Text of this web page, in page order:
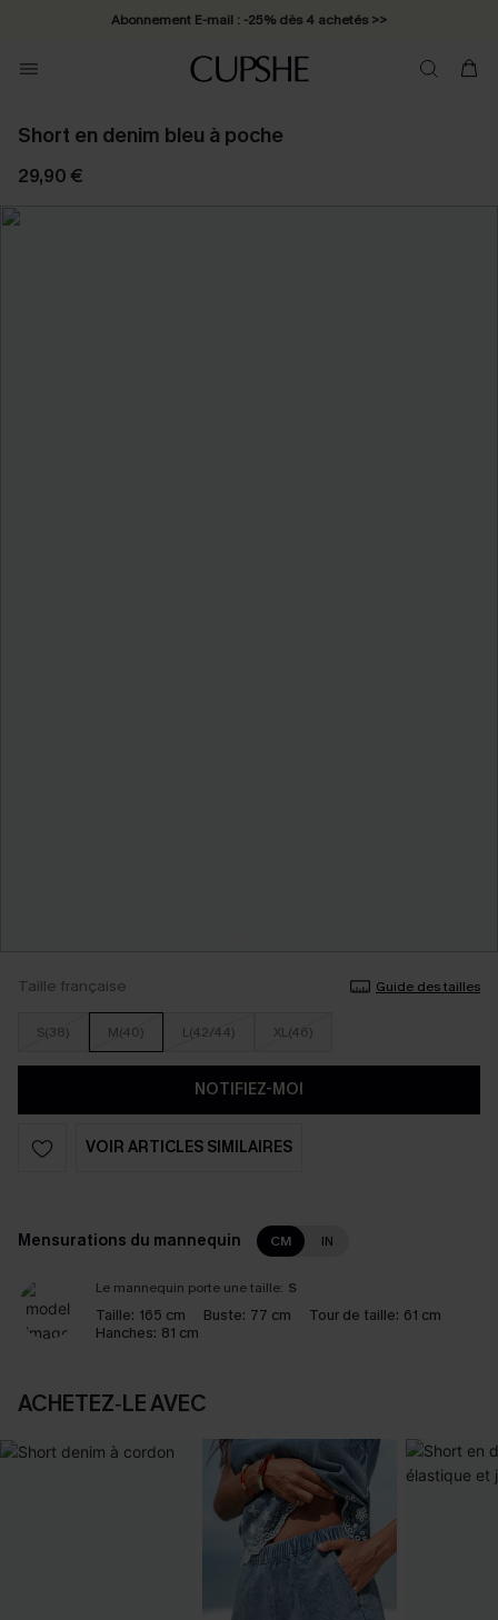
Abonnement E-mail : -25% dès 4 achetés >>
Short en denim bleu à poche
29,90 €
Taille française Guide des tailles
S(38) M(40) L(42/44) XL(46)
NOTIFIEZ-MOI
VOIR ARTICLES SIMILAIRES
Mensurations du mannequin CM IN
Le mannequin porte une taille: S
Taille: 165 cm Buste: 77 cm Tour de taille: 61 cm
Hanches: 81 cm
ACHETEZ‑LE AVEC